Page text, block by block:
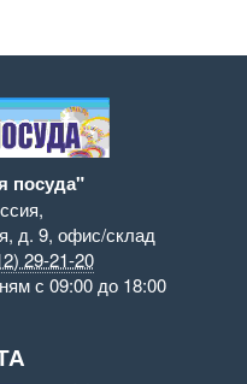
посуда"
,
д. 9, офис/склад
29-21-20
с 09:00 до 18:00